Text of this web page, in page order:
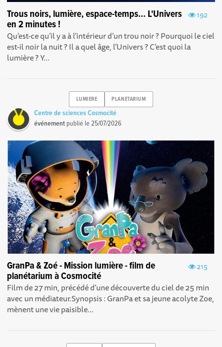
192
Trous noirs, lumière, espace-temps... L'Univers
en 2 minutes !
Qu’est-ce qu’il y a à l’intérieur d’un trou noir ? Pourquoi le ciel
est-il noir la nuit ? Il a quel âge, l’Univers ? C’est quoi la
lumière ? Y...
LUMIERE PLANETARIUM
Centre de sciences Cosmocité
événement publié le25/07/2026
215
GranPa & Zoé - Mission lumière - film de
planétarium à Cosmocité
Film de 27 min, précédé d’une découverte du ciel de 25 min
avec un médiateur.Synopsis : GranPa et sa jeune acolyte Zoe,
mènent une vie paisible...